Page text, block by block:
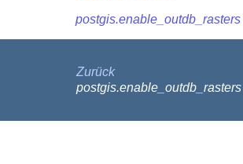
postgis.enable_outdb_rasters
Zurück
postgis.enable_outdb_rasters